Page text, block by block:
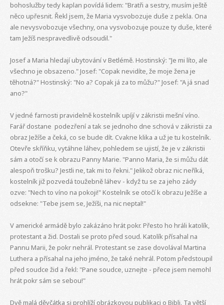
bohoslužby tedy kaplan povídá lidem: "Bratři a sestry, musím ještě
něco upřesnit. Řekl jsem, že Maria vysvobozuje duše z pekla. Ona
ale nevysvobozuje všechny, ona vysvobozuje pouze ty duše, které
tam Ježíš nespravedlivě odsoudil."
Josef a Maria hledají ubytování v Betlémě. Hostinský: "Je mi líto, ale
všechno je obsazeno." Josef: "Copak nevidíte, že moje žena je
těhotná?" Hostinský: "No a? Copak já za to můžu?" Josef: "A já snad
ano?"
V jedné farnosti pravidelně kostelník upíjí v zákristii mešní víno.
Farář dostane podezření a tak se jednoho dne schová v zákristii za
obraz Ježíše a čeká, co se bude dít. Cvakne klika a už je tu kostelník.
Otevře skříňku, vytáhne láhev, pohledem se ujistí, že je v zákristii
sám a otočí se k obrazu Panny Marie. "Panno Maria, že si můžu dát
alespoň trošku? Jestli ne, tak mi to řekni." Jelikož obraz nic neříká,
kostelník již pozvedá toužebně láhev - když tu se za jeho zády
ozve: "Nech to víno na pokoji!" Kostelník se otočí k obrazu Ježíše a
odsekne: "Tebe jsem se, Ježíši, na nic neptal!"
V americké armádě bylo zakázáno hrát pokr. Přesto ho hráli katolík,
protestant a žid. Dostali se proto před soud. Katolík přísahal na
Pannu Marii, že pokr nehrál. Protestant se zase dovolával Martina
Luthera a přísahal na jeho jméno, že také nehrál. Potom předstoupil
před soudce žid a řekl: "Pane soudce, uznejte - přece jsem nemohl
hrát pokr sám se sebou!"
Dvě malá děvčátka si prohlíží obrázkovou publikaci o Bibli. Ta větší